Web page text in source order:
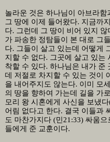
놀라운 것은 하나님이 아브라
그 땅에 이제 들어왔다. 지금까
다. 그런데 그 땅이 비어 있지 않
가 파송한 정탐들이 본 대로 그
다. 그들이 살고 있는데 어떻게
지할 수 없다. 그곳에 살고 있는
착할 수 있다. 하나님은 내가 준
데 저절로 차지할 수 있는 것이
을 내어주지도 않는다. 이미 모
의 땅을 향하여 가는데 길을 가
모리 왕 시혼에게 사신을 보냈다
어림 없다고 한다. 결국 이들과
도 마찬가지다 (민21:33) 싸움으
들에게 준 교훈이다.